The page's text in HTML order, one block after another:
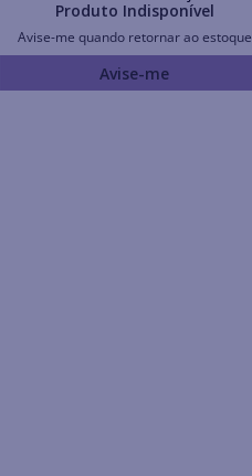
Produto Indisponível
Avise-me quando retornar ao estoque
Avise-me